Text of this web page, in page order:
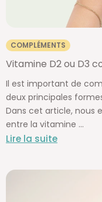
COMPLÉMENTS
Vitamine D2 ou D3
Il est important de
deux principales
Dans cet article, nous
entre la vitamine ...
Lire la suite